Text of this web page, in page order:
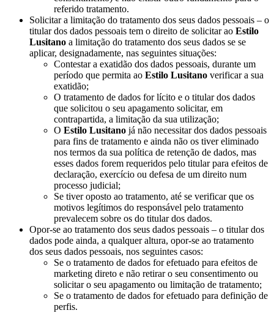
referido tratamento.
Solicitar a limitação do tratamento dos seus dados pessoais – o
titular dos dados pessoais tem o direito de solicitar ao Estilo
Lusitano a limitação do tratamento dos seus dados se se
aplicar, designadamente, nas seguintes situações:
Contestar a exatidão dos dados pessoais, durante um
período que permita ao Estilo Lusitano verificar a sua
exatidão;
O tratamento de dados for lícito e o titular dos dados
que solicitou o seu apagamento solicitar, em
contrapartida, a limitação da sua utilização;
O Estilo Lusitano já não necessitar dos dados pessoais
para fins de tratamento e ainda não os tiver eliminado
nos termos da sua política de retenção de dados, mas
esses dados forem requeridos pelo titular para efeitos de
declaração, exercício ou defesa de um direito num
processo judicial;
Se tiver oposto ao tratamento, até se verificar que os
motivos legítimos do responsável pelo tratamento
prevalecem sobre os do titular dos dados.
Opor-se ao tratamento dos seus dados pessoais – o titular dos
dados pode ainda, a qualquer altura, opor-se ao tratamento
dos seus dados pessoais, nos seguintes casos:
Se o tratamento de dados for efetuado para efeitos de
marketing direto e não retirar o seu consentimento ou
solicitar o seu apagamento ou limitação de tratamento;
Se o tratamento de dados for efetuado para definição de
perfis.